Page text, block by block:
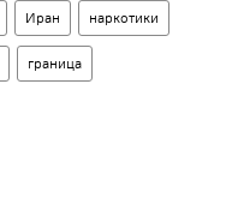
Иран наркотики
граница